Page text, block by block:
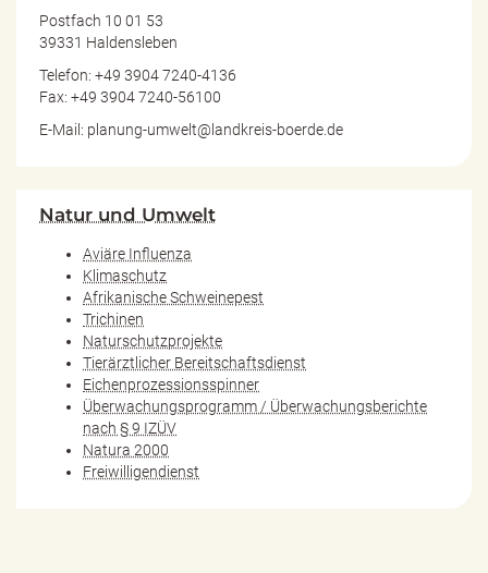
Postfach 10 01 53
39331 Haldensleben
Telefon: +49 3904 7240-4136
Fax: +49 3904 7240-56100
E-Mail: planung-umwelt@landkreis-boerde.de
Natur und Umwelt
Aviäre Influenza
Klimaschutz
Afrikanische Schweinepest
Trichinen
Naturschutzprojekte
Tierärztlicher Bereitschaftsdienst
Eichenprozessionsspinner
Überwachungsprogramm / Überwachungsberichte
nach § 9 IZÜV
Natura 2000
Freiwilligendienst